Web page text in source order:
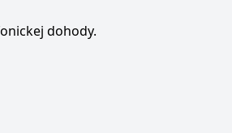
dohody.